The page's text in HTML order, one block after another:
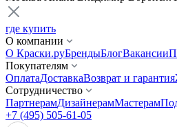
где купить
О компании
О Краски.руБрендыБлогВакансии
Покупателям
ОплатаДоставкаВозврат и гарантия
Сотрудничество
ПартнерамДизайнерамМастерам
+7 (495) 505-61-05